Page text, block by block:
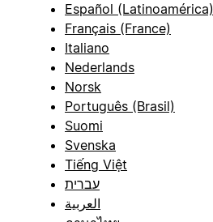
Español (Latinoamérica)
Français (France)
Italiano
Nederlands
Norsk
Português (Brasil)
Suomi
Svenska
Tiếng Việt
עברית
العربية